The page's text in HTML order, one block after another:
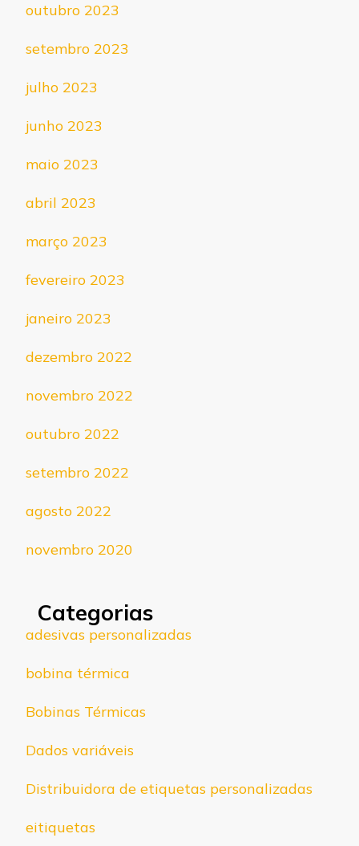
outubro 2023
setembro 2023
julho 2023
junho 2023
maio 2023
abril 2023
março 2023
fevereiro 2023
janeiro 2023
dezembro 2022
novembro 2022
outubro 2022
setembro 2022
agosto 2022
novembro 2020
Categorias
adesivas personalizadas
bobina térmica
Bobinas Térmicas
Dados variáveis
Distribuidora de etiquetas personalizadas
eitiquetas